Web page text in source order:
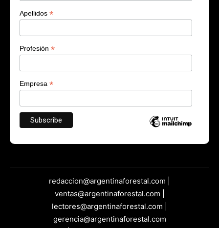
Apellidos *
Profesión *
Empresa *
redaccion@argentinaforestal.com |
ventas@argentinaforestal.com |
lectores@argentinaforestal.com |
gerencia@argentinaforestal.com